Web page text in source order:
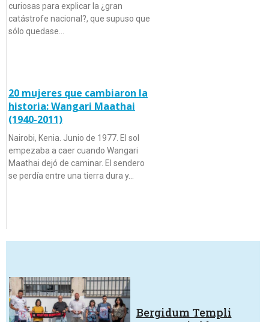
curiosas para explicar la ¿gran
catástrofe nacional?, que supuso que
sólo quedase…
20 mujeres que cambiaron la
historia: Wangari Maathai
(1940-2011)
Nairobi, Kenia. Junio de 1977. El sol
empezaba a caer cuando Wangari
Maathai dejó de caminar. El sendero
se perdía entre una tierra dura y…
Bergidum Templi